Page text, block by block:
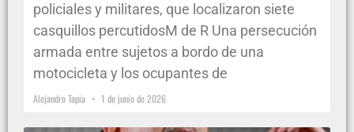
policiales y militares, que localizaron siete
casquillos percutidosM de R Una persecución
armada entre sujetos a bordo de una
motocicleta y los ocupantes de
Alejandro Tapia 1 de junio de 2026